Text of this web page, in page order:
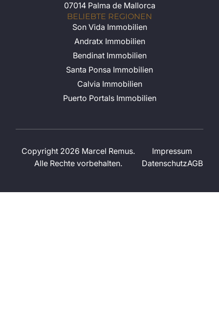
07014 Palma de Mallorca
BELIEBTE REGIONEN
Son Vida Immobilien
Andratx Immobilien
Bendinat Immobilien
Santa Ponsa Immobilien
Calvia Immobilien
Puerto Portals Immobilien
Copyright 2026 Marcel Remus.
Alle Rechte vorbehalten.
Impressum
DatenschutzAGB